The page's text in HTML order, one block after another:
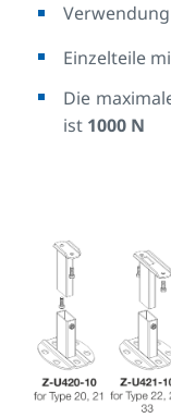
Einzelteile
Die
ist 1000 N